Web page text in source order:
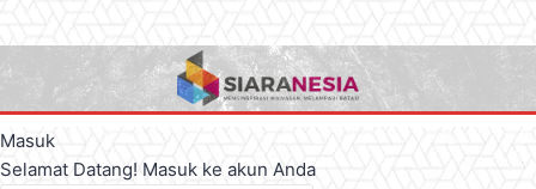
Masuk
Selamat Datang! Masuk ke akun Anda